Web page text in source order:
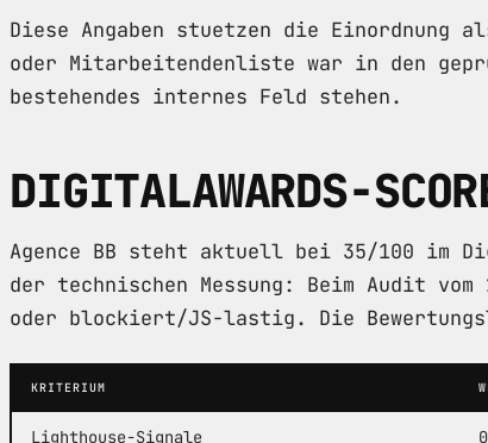
Diese Angaben stuetzen die Einordnung
oder Mitarbeitendenliste war in den
bestehendes internes Feld stehen.
DIGITALAWARDS-
Agence BB steht aktuell bei 35/100 im
der technischen Messung: Beim Audit
oder blockiert/JS-lastig. Die
KRITERIUM
Lighthouse-Signale 0